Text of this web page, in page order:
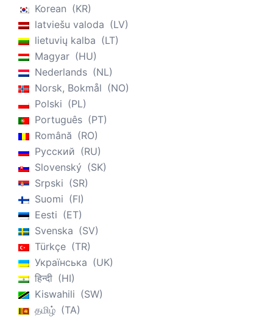
Korean
KR
latviešu valoda
LV
lietuvių kalba
LT
Magyar
HU
Nederlands
NL
Norsk, Bokmål
NO
Polski
PL
Português
PT
Română
RO
Русский
RU
Slovenský
SK
Srpski
SR
Suomi
FI
Eesti
ET
Svenska
SV
Türkçe
TR
Українська
UK
हिन्दी
HI
Kiswahili
SW
தமிழ்
TA